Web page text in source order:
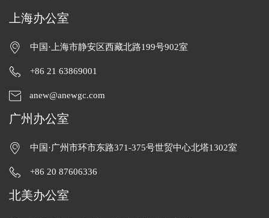
上海办公室
中国·上海市静安区西藏北路199号902室
+86 21 63869001
anew@anewgc.com
广州办公室
中国·广州市环市东路371-375号世贸中心北塔1302室
+86 20 87606336
北美办公室